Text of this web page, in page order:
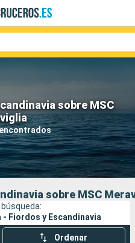
sobre MSC
Compañías
Buscarsobre MSC
- Fiordos y Escandinavia
Ordenar